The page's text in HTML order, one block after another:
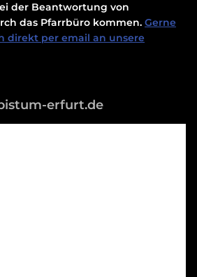
der Beantwortung von
das Pfarrbüro kommen. Gerne
direkt per email an unsere
erfurt.de